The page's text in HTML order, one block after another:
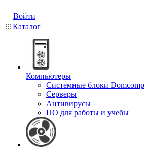
Войти
Каталог
Компьютеры
Системные блоки Domcomp
Серверы
Антивирусы
ПО для работы и учебы